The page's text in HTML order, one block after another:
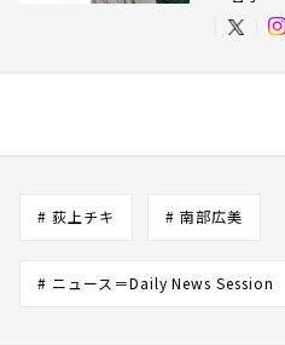
# 荻上チキ # 南部広美
# ニュース＝Daily News Session